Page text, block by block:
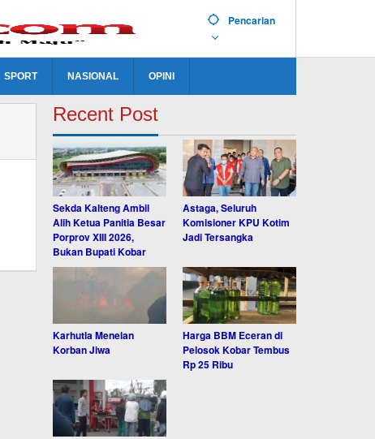
Pencarian
SPORT NASIONAL OPINI
Recent Post
Sekda Kalteng Ambil
Alih Ketua Panitia Besar
Porprov XIII 2026,
Bukan Bupati Kobar
Astaga, Seluruh
Komisioner KPU Kotim
Jadi Tersangka
Karhutla Menelan
Korban Jiwa
Harga BBM Eceran di
Pelosok Kobar Tembus
Rp 25 Ribu